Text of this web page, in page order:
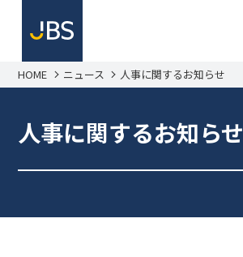
HOME ニュース 人事に関するお知らせ
人事に関するお知らせ